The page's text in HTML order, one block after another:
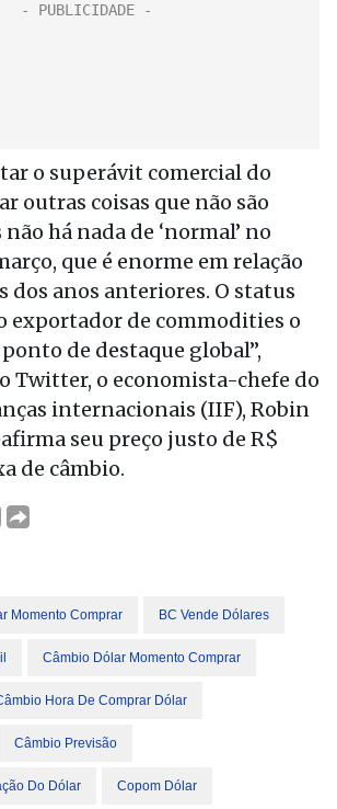
o superávit comercial do
outras coisas que não são
há nada de ‘normal’ no
que é enorme em relação
dos anos anteriores. O status
exportador de commodities o
de destaque global”,
Twitter, o economista-chefe do
internacionais (IIF), Robin
seu preço justo de R$
de câmbio.
Momento Comprar BC Vende Dólares
Câmbio Dólar Momento Comprar
Hora De Comprar Dólar
Câmbio Previsão
Do Dólar Copom Dólar